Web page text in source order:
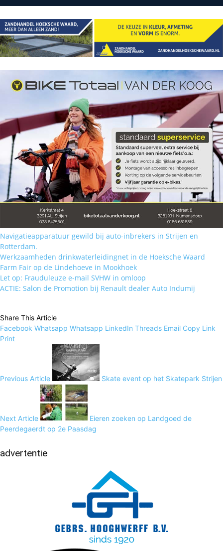
Navigatieapparatuur gewild bij auto-inbrekers in Strijen en
Rotterdam.
Werkzaamheden drinkwaterleidingnet in de Hoeksche Waard
Farm Fair op de Lindehoeve in Mookhoek
Let op: Frauduleuze e-mail SVHW in omloop
ACTIE: Salon de Promotion bij Renault dealer Auto Indumij
Share This Article
Facebook Whatsapp Whatsapp LinkedIn Threads Email Copy Link
Print
Previous Article Skate event op het Skatepark Strijen
Next Article
Eieren zoeken op Landgoed de
Peerdegaerdt op 2e Paasdag
advertentie